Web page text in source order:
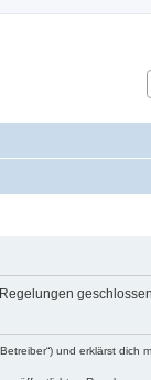
und erklärst